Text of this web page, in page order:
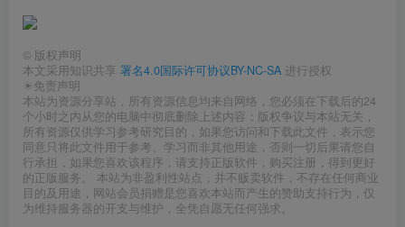
© 版权声明
本文采用知识共享 署名4.0国际许可协议BY-NC-SA 进行授权
☀免责声明
本站为资源分享站，所有资源信息均来自网络，您必须在下载后的24
个小时之内从您的电脑中彻底删除上述内容；版权争议与本站无关，
所有资源仅供学习参考研究目的，如果您访问和下载此文件，表示您
同意只将此文件用于参考、学习而非其他用途，否则一切后果请您自
行承担，如果您喜欢该程序，请支持正版软件，购买注册，得到更好
的正版服务。 本站为非盈利性站点，并不贩卖软件，不存在任何商业
目的及用途，网站会员捐赠是您喜欢本站而产生的赞助支持行为，仅
为维持服务器的开支与维护，全凭自愿无任何强求。